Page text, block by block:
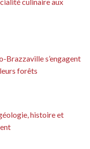
Brazzaville s’engagent
forêts
histoire et